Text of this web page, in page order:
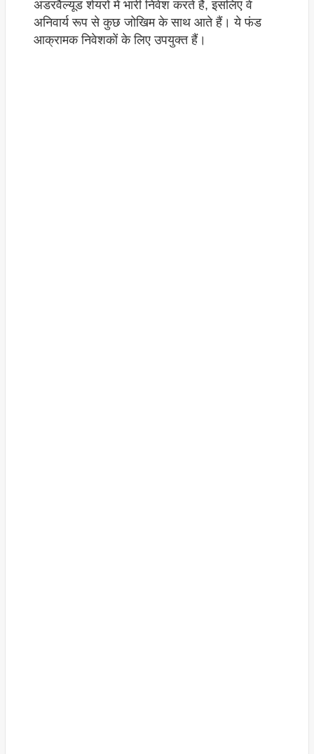
अंडरवैल्यूड शेयरों में भारी निवेश करते हैं, इसलिए वे
अनिवार्य रूप से कुछ जोखिम के साथ आते हैं। ये फंड
आक्रामक निवेशकों के लिए उपयुक्त हैं।